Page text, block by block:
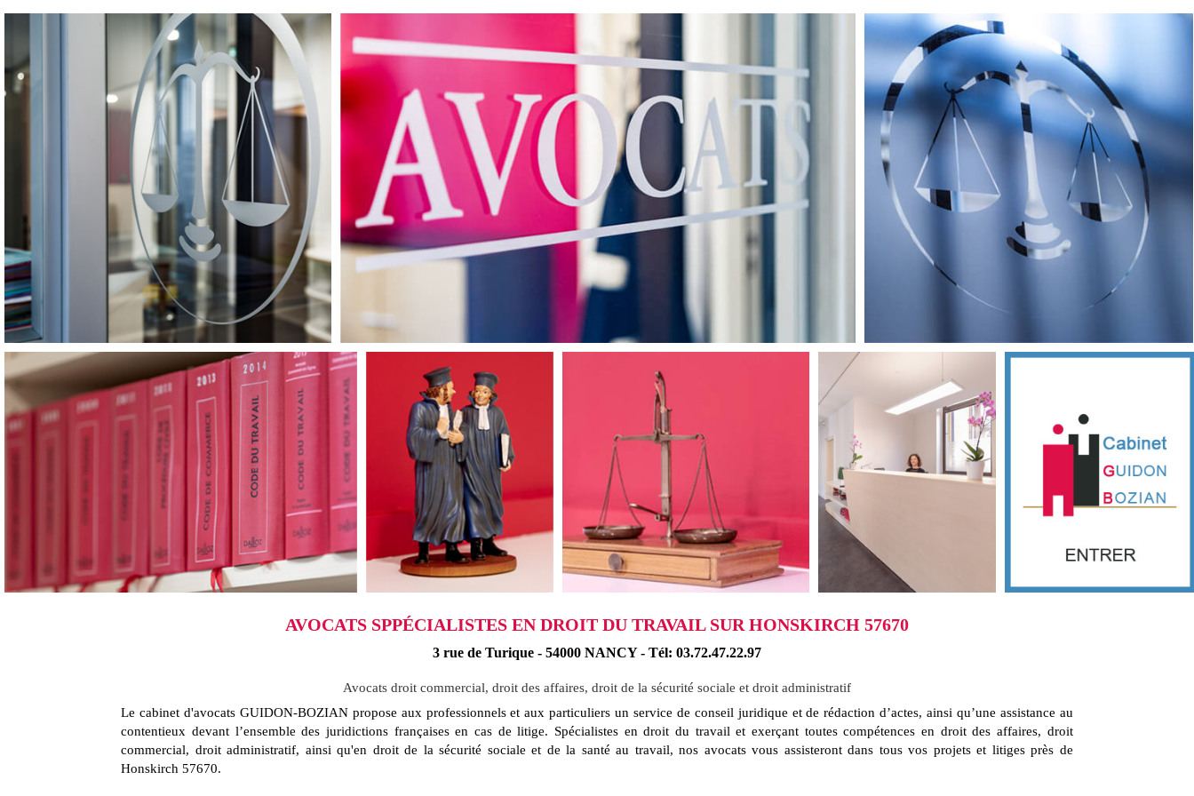
AVOCATS SPPÉCIALISTES EN DROIT DU TRAVAIL SUR HONSKIRCH 57670
3 rue de Turique - 54000 NANCY - Tél: 03.72.47.22.97
Avocats droit commercial, droit des affaires, droit de la sécurité sociale et droit administratif
Le cabinet d'avocats GUIDON-BOZIAN propose aux professionnels et aux particuliers un service de conseil juridique et de rédaction d’actes, ainsi qu’une assistance au
contentieux devant l’ensemble des juridictions françaises en cas de litige. Spécialistes en droit du travail et exerçant toutes compétences en droit des affaires, droit
commercial, droit administratif, ainsi qu'en droit de la sécurité sociale et de la santé au travail, nos avocats vous assisteront dans tous vos projets et litiges près de
Honskirch 57670.